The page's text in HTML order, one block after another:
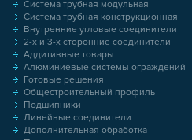
Система трубная модульная
Система трубная конструкционная
Внутренние угловые соединители
2-х и 3-х сторонние соединители
Аддитивные товары
Алюминиевые системы ограждений
Готовые решения
Общестроительный профиль
Подшипники
Линейные соединители
Дополнительная обработка